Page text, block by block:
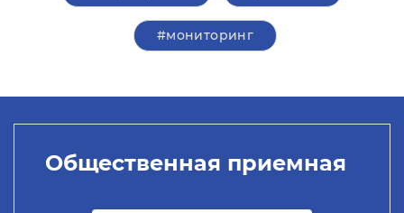
#мониторинг
Общественная приемная